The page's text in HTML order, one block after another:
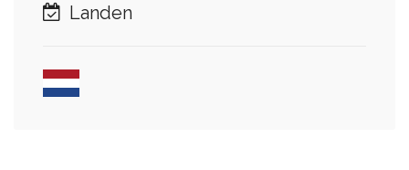
Landen